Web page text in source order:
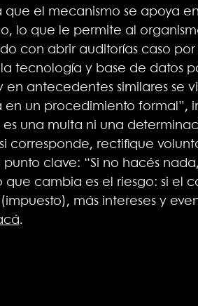
que el mecanismo se apoya
lo que le permite al
con abrir auditorías caso por
tecnología y base de datos
en antecedentes similares se
en un procedimiento formal”,
una multa ni una
corresponde, rectifique
clave: “Si no hacés
que cambia es el riesgo: si el
más intereses y
.